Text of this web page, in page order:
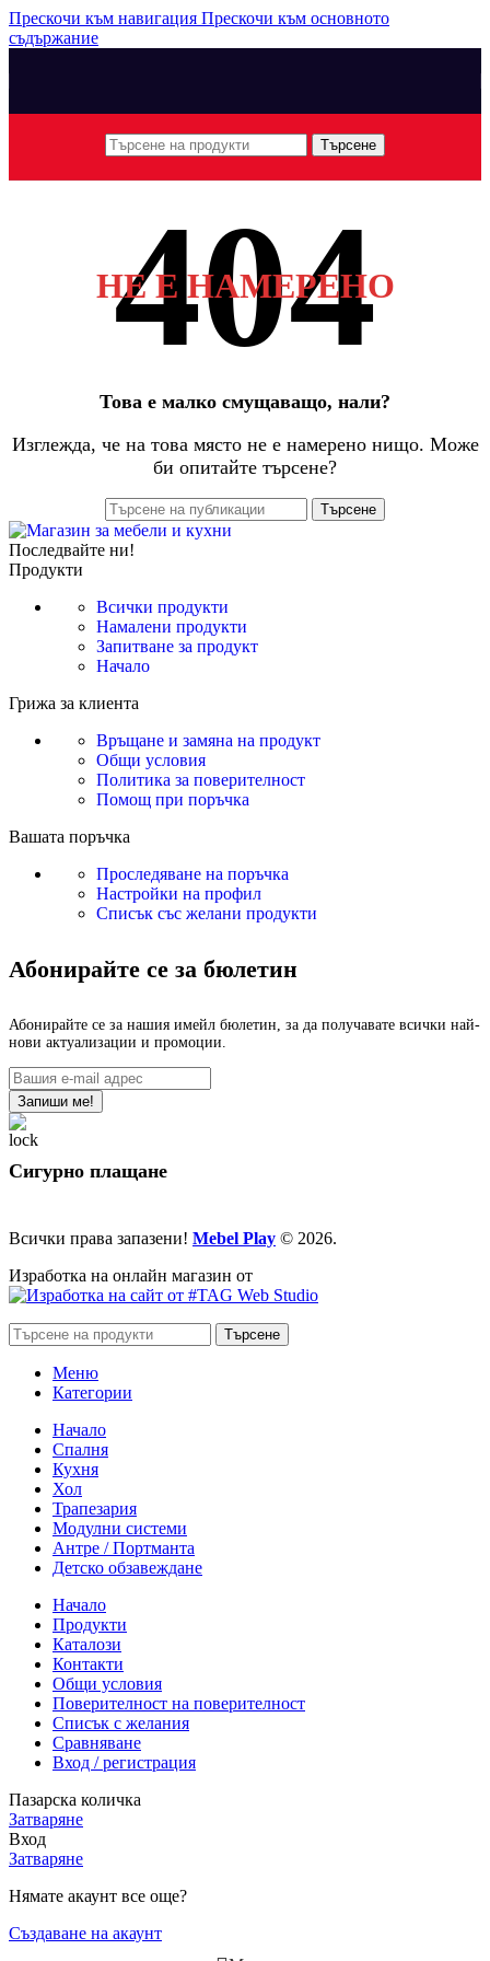
Прескочи към навигация Прескочи към основното
съдържание
Търсене
НЕ Е НАМЕРЕНО
Това е малко смущаващо, нали?
Изглежда, че на това място не е намерено нищо. Може
би опитайте търсене?
Търсене
Последвайте ни!
Продукти
Всички продукти
Намалени продукти
Запитване за продукт
Начало
Грижа за клиента
Връщане и замяна на продукт
Общи условия
Политика за поверителност
Помощ при поръчка
Вашата поръчка
Проследяване на поръчка
Настройки на профил
Списък със желани продукти
Абонирайте се за бюлетин
Абонирайте се за нашия имейл бюлетин, за да получавате всички най-
нови актуализации и промоции.
Сигурно плащане
Всички права запазени! Mebel Play © 2026.
Изработка на онлайн магазин от
Търсене
Меню
Категории
Начало
Спалня
Кухня
Хол
Трапезария
Модулни системи
Антре / Портманта
Детско обзавеждане
Начало
Продукти
Каталози
Контакти
Общи условия
Поверителност на поверителност
Списък с желания
Сравняване
Вход / регистрация
Пазарска количка
Затваряне
Вход
Затваряне
Нямате акаунт все още?
Създаване на акаунт